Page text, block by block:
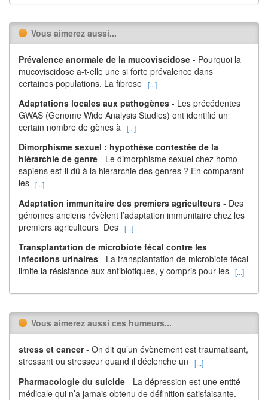
Vous aimerez aussi...
Prévalence anormale de la mucoviscidose - Pourquoi la
mucoviscidose a-t-elle une si forte prévalence dans
certaines populations. La fibrose [...]
Adaptations locales aux pathogènes - Les précédentes
GWAS (Genome Wide Analysis Studies) ont identifié un
certain nombre de gènes à [...]
Dimorphisme sexuel : hypothèse contestée de la
hiérarchie de genre - Le dimorphisme sexuel chez homo
sapiens est-il dû à la hiérarchie des genres ? En comparant
les [...]
Adaptation immunitaire des premiers agriculteurs - Des
génomes anciens révèlent l’adaptation immunitaire chez les
premiers agriculteurs Des [...]
Transplantation de microbiote fécal contre les
infections urinaires - La transplantation de microbiote fécal
limite la résistance aux antibiotiques, y compris pour les [...]
Vous aimerez aussi ces humeurs...
stress et cancer- On dit qu’un évènement est traumatisant,
stressant ou stresseur quand il déclenche un
[...]
Pharmacologie du suicide - La dépression est une entité
médicale qui n’a jamais obtenu de définition satisfaisante.